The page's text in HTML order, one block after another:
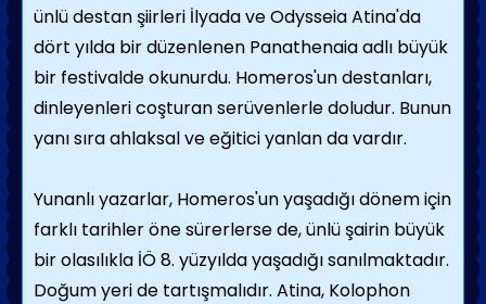
ünlü destan şiirleri İlyada ve Odysseia Atina'da
dört yılda bir düzenlenen Panathenaia adlı büyük
bir festivalde okunurdu. Homeros'un destanları,
dinleyenleri coşturan serüvenlerle doludur. Bunun
yanı sıra ahlaksal ve eğitici yanlan da vardır.
Yunanlı yazarlar, Homeros'un yaşadığı dö­nem için
farklı tarihler öne sürerlerse de, ünlü şairin büyük
bir olasılıkla İÖ 8. yüzyılda yaşadığı sanılmaktadır.
Doğum yeri de tartış­malıdır. Atina, Kolophon